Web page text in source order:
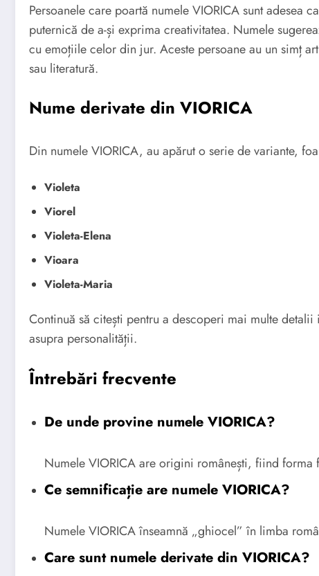
Persoanele care poartă numele VIORICA sunt adesea
puternică de a-și exprima creativitatea. Numele
cu emoțiile celor din jur. Aceste persoane au un simț
sau literatură.
Nume derivate din VIORICA
Din numele VIORICA, au apărut o serie de variante,
Violeta
Viorel
Violeta-Elena
Vioara
Violeta-Maria
Continuă să citești pentru a descoperi mai multe
asupra personalității.
Întrebări frecvente
De unde provine numele VIORICA?
Numele VIORICA are origini românești, fiind forma
Ce semnificație are numele VIORICA?
Numele VIORICA înseamnă „ghiocel” în limba
Care sunt numele derivate din VIORICA?